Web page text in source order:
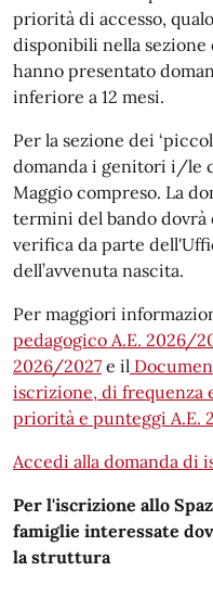
priorità di accesso,
disponibili nella
hanno presentato
inferiore a 12 mesi.
Per la sezione dei
domanda i genitori i/le
Maggio compreso. La
termini del bando dovrà
verifica da parte
dell’avvenuta nascita.
Per maggiori
pedagogico A.E. 2026/
2026/2027 e il
iscrizione, di frequenza
priorità e punteggi A.E.
Accedi alla domanda di
Per l'iscrizione allo
famiglie interessate
la struttura